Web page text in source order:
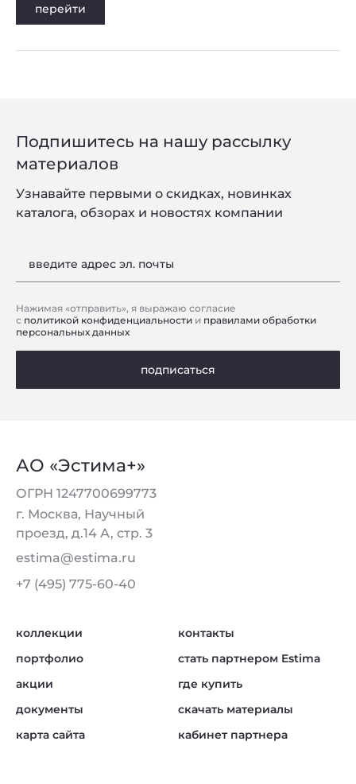
перейти
Подпишитесь на нашу рассылку
материалов
Узнавайте первыми о скидках, новинках
каталога, обзорах и новостях компании
введите адрес эл. почты
Нажимая «отправить», я выражаю согласие
с политикой конфиденциальности и правилами обработки
персональных данных
подписаться
АО «Эстима+»
ОГРН 1247700699773
г. Москва, Научный
проезд, д.14 А, стр. 3
estima@estima.ru
+7 (495) 775-60-40
коллекции
портфолио
акции
документы
карта сайта
контакты
стать партнером Estima
где купить
скачать материалы
кабинет партнера